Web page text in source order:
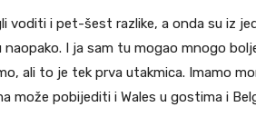
voditi i pet-šest razlike, a onda su iz
naopako. I ja sam tu mogao mnogo
ali to je tek prva utakmica. Imamo
može pobijediti i Wales u gostima i